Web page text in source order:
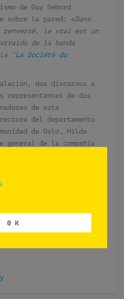
de Guy Debord
sobre la pared: «Dans
renversé, le vrai est un
de la banda
‘La Société du
dos discursos a
representantes de dos
de esta
del departamento
de Oslo, Hilde
general de la compañía
de vista sobre el
culturales en espacio
0 K